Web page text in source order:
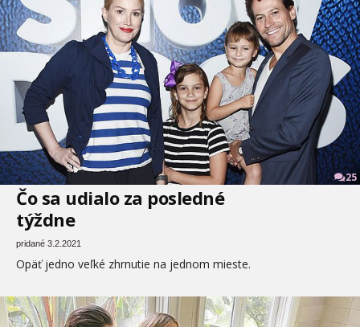
25
Čo sa udialo za posledné
týždne
pridané 3.2.2021
Opäť jedno veľké zhrnutie na jednom mieste.